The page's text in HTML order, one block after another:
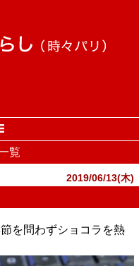
覧
2019/06/13(木)
を問わずショコラを熱